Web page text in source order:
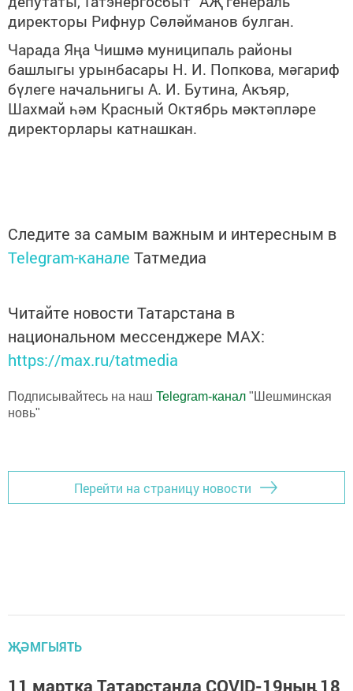
директоры Рифнур Сөләйманов булган.
Чарада Яңа Чишмә муниципаль районы
башлыгы урынбасары Н. И. Попкова, мәгариф
бүлеге начальнигы А. И. Бутина, Акъяр,
Шахмай һәм Красный Октябрь мәктәпләре
директорлары катнашкан.
Следите за самым важным и интересным в
Telegram-канале Татмедиа
Читайте новости Татарстана в
национальном мессенджере MАХ:
https://max.ru/tatmedia
Подписывайтесь на наш Telegram-канал "Шешминская
новь"
Перейти на страницу новости
ҖӘМГЫЯТЬ
11 мартка Татарстанда COVID-19ның 18